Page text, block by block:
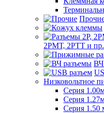
2РМТ, 2РТТ и пр.
ВЧ
Низковольтное
Серия
Серия
Серия 1.50